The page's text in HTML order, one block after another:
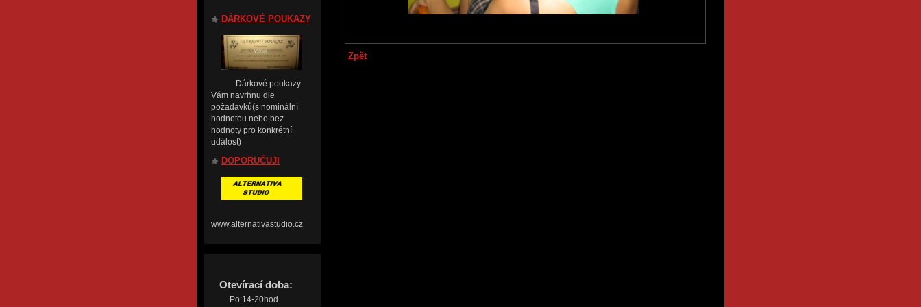
DÁRKOVÉ POUKAZY
Dárkové poukazy
Vám navrhnu dle
požadavků(s nominální
hodnotou nebo bez
hodnoty pro konkrétní
událost)
DOPORUČUJI
www.alternativastudio.cz
Otevírací doba:
Po:14-20hod
Zpět